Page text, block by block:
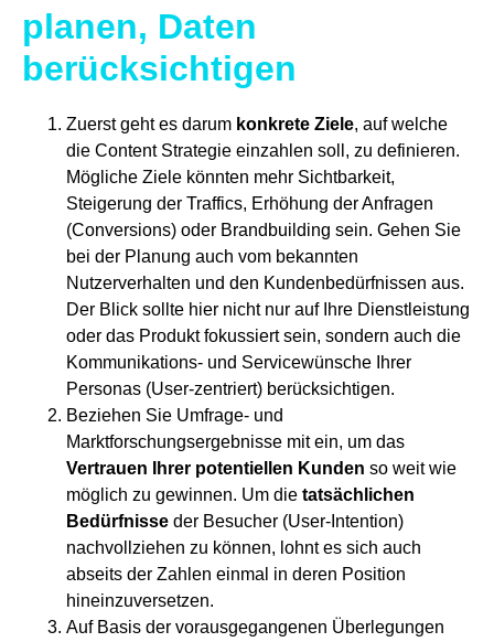
planen, Daten
berücksichtigen
Zuerst geht es darum konkrete Ziele, auf welche
die Content Strategie einzahlen soll, zu definieren.
Mögliche Ziele könnten mehr Sichtbarkeit,
Steigerung der Traffics, Erhöhung der Anfragen
(Conversions) oder Brandbuilding sein. Gehen Sie
bei der Planung auch vom bekannten
Nutzerverhalten und den Kundenbedürfnissen aus.
Der Blick sollte hier nicht nur auf Ihre Dienstleistung
oder das Produkt fokussiert sein, sondern auch die
Kommunikations- und Servicewünsche Ihrer
Personas (User-zentriert) berücksichtigen.
Beziehen Sie Umfrage- und
Marktforschungsergebnisse mit ein, um das
Vertrauen Ihrer potentiellen Kunden so weit wie
möglich zu gewinnen. Um die tatsächlichen
Bedürfnisse der Besucher (User-Intention)
nachvollziehen zu können, lohnt es sich auch
abseits der Zahlen einmal in deren Position
hineinzuversetzen.
Auf Basis der vorausgegangenen Überlegungen